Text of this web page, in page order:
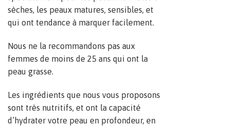
sèches, les peaux matures, sensibles, et
qui ont tendance à marquer facilement.
Nous ne la recommandons pas aux
femmes de moins de 25 ans qui ont la
peau grasse.
Les ingrédients que nous vous proposons
sont très nutritifs, et ont la capacité
d’hydrater votre peau en profondeur, en